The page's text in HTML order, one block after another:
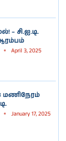
– சி.ஐ.டி.
April 3, 2025
மணிநேரம்
January 17, 2025